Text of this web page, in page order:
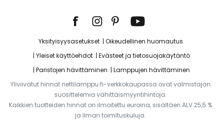
Yksityisyysasetukset
Oikeudellinen huomautus
Yleiset käyttöehdot
Evästeet ja tietosuojakäytäntö
Paristojen hävittäminen
Lamppujen hävittäminen
Yliviivatut hinnat nettilamppu.fi-verkkokaupassa ovat valmistajan
suosittelemia vähittäismyyntihintoja.
Kaikkien tuotteiden hinnat on ilmoitettu euroina, sisältäen ALV 25,5 %
ja ilman toimituskuluja.